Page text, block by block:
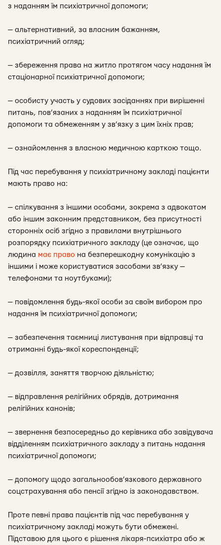
з наданням їм психіатричної допомоги;
— альтернативний, за власним бажанням,
психіатричний огляд;
— збереження права на житло протягом часу надання їм
стаціонарної психіатричної допомоги;
— особисту участь у судових засіданнях при вирішенні
питань, пов’язаних з наданням їм психіатричної
допомоги та обмеженням у зв’язку з цим їхніх прав;
— ознайомлення з власною медичною карткою тощо.
Під час перебування у психіатричному закладі пацієнти
мають право на:
— спілкування з іншими особами, зокрема з адвокатом
або іншим законним представником, без присутності
сторонніх осіб згідно з правилами внутрішнього
розпорядку психіатричного закладу (це означає, що
людина має право на безперешкодну комунікацію з
іншими і може користуватися засобами зв’язку —
телефонами та ноутбуками);
— повідомлення будь-якої особи за своїм вибором про
надання їм психіатричної допомоги;
— забезпечення таємниці листування при відправці та
отриманні будь-якої кореспонденції;
— дозвілля, заняття творчою діяльністю;
— відправлення релігійних обрядів, дотримання
релігійних канонів;
— звернення безпосередньо до керівника або завідувача
відділенням психіатричного закладу з питань надання
психіатричної допомоги;
— допомогу щодо загальнообов’язкового державного
соцстрахування або пенсії згідно із законодавством.
Проте певні права пацієнтів під час перебування у
психіатричному закладі можуть бути обмежені.
Підставою для цього є рішення лікаря-психіатра або ж